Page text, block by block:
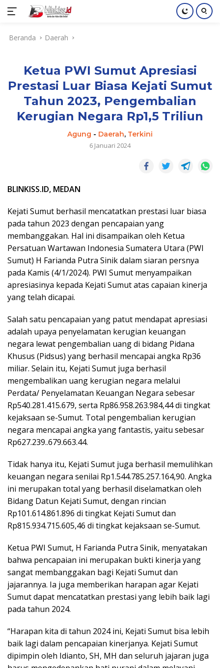
Beranda Daerah
Ketua PWI Sumut Apresiasi
Prestasi Luar Biasa Kejati Sumut
Tahun 2023, Pengembalian
Kerugian Negara Rp1,5 Triliun
Agung - Daerah, Terkini
6 Januari 2024
BLINKISS.ID, MEDAN
Kejati Sumut berhasil mencatatkan prestasi luar biasa
pada tahun 2023 dengan pencapaian yang
membanggakan. Hal ini disampaikan oleh Ketua
Persatuan Wartawan Indonesia Sumatera Utara (PWI
Sumut) H Farianda Putra Sinik dalam siaran persnya
pada Kamis (4/1/2024). PWI Sumut menyampaikan
apresiasinya kepada Kejati Sumut atas capaian kinerja
yang telah dicapai.
Salah satu pencapaian yang patut mendapat apresiasi
adalah upaya penyelamatan kerugian keuangan
negara lewat pengembalian uang di bidang Pidana
Khusus (Pidsus) yang berhasil mencapai angka Rp36
miliar. Selain itu, Kejati Sumut juga berhasil
mengembalikan uang kerugian negara melalui
Perdata/ Penyelamatan Keuangan Negara sebesar
Rp540.281.415.679, serta Rp86.958.263.984,44 di tingkat
kejaksaan se-Sumut. Total pengembalian kerugian
negara mencapai angka yang fantastis, yaitu sebesar
Rp627.239..679.663.44.
Tidak hanya itu, Kejati Sumut juga berhasil memulihkan
keuangan negara senilai Rp1.544.785.257.164,90. Angka
ini merupakan total yang berhasil diselamatkan oleh
Bidang Datun Kejati Sumut, dengan rincian
Rp101.614.861.896 di tingkat Kejati Sumut dan
Rp815.934.715.605,46 di tingkat kejaksaan se-Sumut.
Ketua PWI Sumut, H Farianda Putra Sinik, menyatakan
bahwa pencapaian ini merupakan bukti kinerja yang
sangat membanggakan bagi Kejati Sumut dan
jajarannya. Ia juga memberikan harapan agar Kejati
Sumut dapat mencatatkan prestasi yang lebih baik lagi
pada tahun 2024.
“Harapan kita di tahun 2024 ini, Kejati Sumut bisa lebih
baik lagi dalam pencapaian kinerjanya. Kejati Sumut
dipimpin oleh Idianto, SH, MH dan seluruh jajaran juga